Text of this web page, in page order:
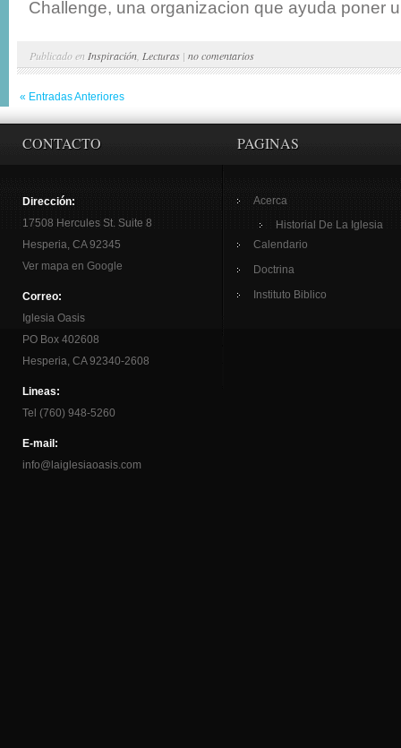
Challenge, una organizacion que ayuda poner
Publicado en Inspiración Lecturas | no comentarios
« Entradas Anteriores
CONTACTO
Dirección:
17508 Hercules St. Suite 8
Hesperia, CA 92345
Ver mapa en Google
Correo:
Iglesia Oasis
PO Box 402608
Hesperia, CA 92340-2608
Lineas:
Tel (760) 948-5260
E-mail:
info@laiglesiaoasis.com
PAGINAS
Acerca
Historial De La Iglesia
Calendario
Doctrina
Instituto Biblico